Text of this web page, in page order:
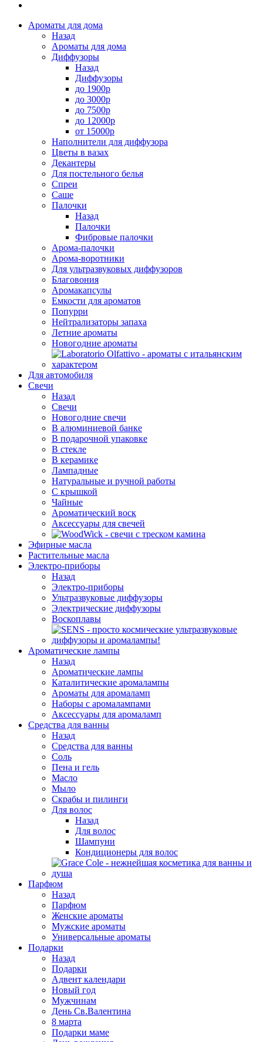
Ароматы для дома
Назад
Ароматы для дома
Диффузоры
Назад
Диффузоры
до 1900р
до 3000р
до 7500р
до 12000р
от 15000р
Наполнители для диффузора
Цветы в вазах
Декантеры
Для постельного белья
Спреи
Саше
Палочки
Назад
Палочки
Фибровые палочки
Арома-палочки
Арома-воротники
Для ультразвуковых диффузоров
Благовония
Аромакапсулы
Емкости для ароматов
Попурри
Нейтрализаторы запаха
Летние ароматы
Новогодние ароматы
Для автомобиля
Свечи
Назад
Свечи
Новогодние свечи
В алюминиевой банке
В подарочной упаковке
В стекле
В керамике
Лампадные
Натуральные и ручной работы
С крышкой
Чайные
Ароматический воск
Аксессуары для свечей
Эфирные масла
Растительные масла
Электро-приборы
Назад
Электро-приборы
Ультразвуковые диффузоры
Электрические диффузоры
Воскоплавы
Ароматические лампы
Назад
Ароматические лампы
Каталитические аромалампы
Ароматы для аромаламп
Наборы с аромалампами
Аксессуары для аромаламп
Средства для ванны
Назад
Средства для ванны
Соль
Пена и гель
Масло
Мыло
Скрабы и пилинги
Для волос
Назад
Для волос
Шампуни
Кондиционеры для волос
Парфюм
Назад
Парфюм
Женские ароматы
Мужские ароматы
Универсальные ароматы
Подарки
Назад
Подарки
Адвент календари
Новый год
Мужчинам
День Св.Валентина
8 марта
Подарки маме